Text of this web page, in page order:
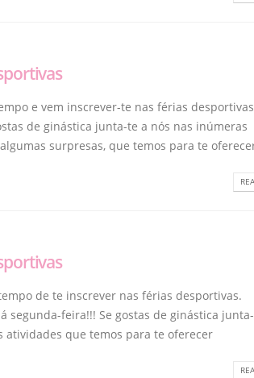
e vem inscrever-te nas férias
de ginástica junta-te a nós nas inúmeras
surpresas, que temos para te
de te inscrever nas férias desportivas.
segunda-feira!!! Se gostas de ginástica
atividades que temos para te oferecer